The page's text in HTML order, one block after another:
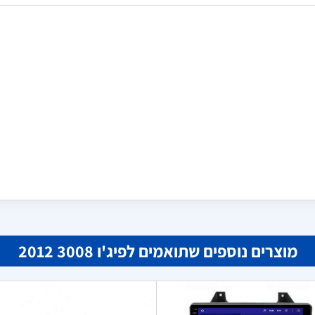
מרוצה
מוצרים נוספים שתואמים לפיג'ו 3008 2012